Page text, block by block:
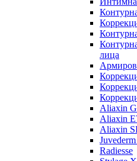
лица
Aliaxin
Aliaxin
Aliaxin
Radiesse